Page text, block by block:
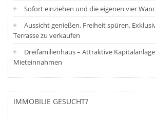
Sofort einziehen und die eigenen vier
Aussicht genießen, Freiheit spüren.
Terrasse zu verkaufen
Dreifamilienhaus – Attraktive
Mieteinnahmen
IMMOBILIE GESUCHT?